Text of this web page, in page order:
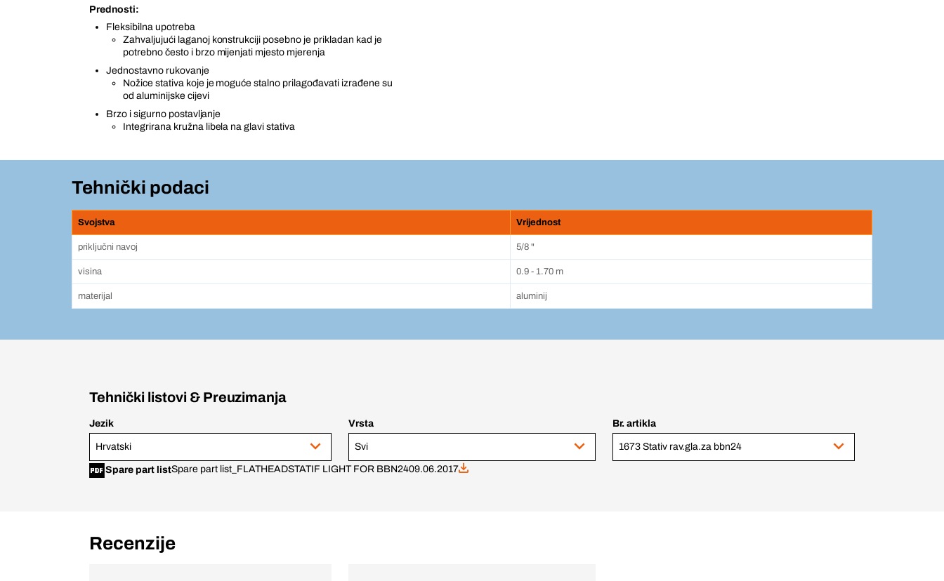
Prednosti:
Fleksibilna upotreba
Zahvaljujući laganoj konstrukciji posebno je prikladan kad je
potrebno često i brzo mijenjati mjesto mjerenja
Jednostavno rukovanje
Nožice stativa koje je moguće stalno prilagođavati izrađene su
od aluminijske cijevi
Brzo i sigurno postavljanje
Integrirana kružna libela na glavi stativa
Tehnički podaci
Svojstva Vrijednost
priključni navoj 5/8 "
visina 0.9 - 1.70 m
materijal aluminij
Tehnički listovi & Preuzimanja
Jezik
Hrvatski
Vrsta
Svi
Br. artikla
1673 Stativ rav.gla.za bbn24
Spare part listSpare part list_FLATHEADSTATIF LIGHT FOR BBN2409.06.2017
Recenzije